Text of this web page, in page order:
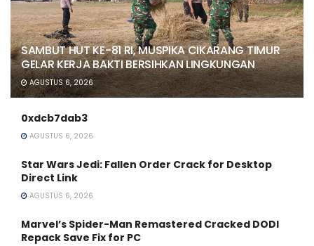
SAMBUT HUT KE-81 RI, MUSPIKA CIKARANG TIMUR
GELAR KERJA BAKTI BERSIHKAN LINGKUNGAN
AGUSTUS 6, 2026
0xdcb7dab3
AGUSTUS 6, 2026
Star Wars Jedi: Fallen Order Crack for Desktop
Direct Link
AGUSTUS 6, 2026
Marvel’s Spider-Man Remastered Cracked DODI
Repack Save Fix for PC